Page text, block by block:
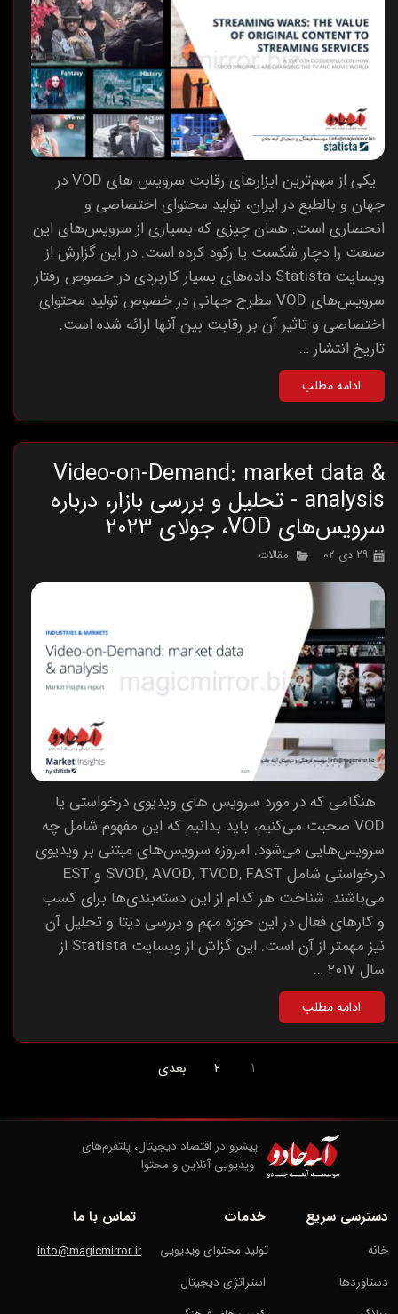
یکی از مهم‌ترین ابزارهای رقابت سرویس های VOD در
جهان و بالطبع در ایران، تولید محتوای اختصاصی و
انحصاری است. همان چیزی که بسیاری از سرویس‌های این
صنعت را دچار شکست یا رکود کرده است. در این گزارش از
وبسایت Statista داده‌های بسیار کاربردی در خصوص رفتار
سرویس‌های VOD مطرح جهانی در خصوص تولید محتوای
اختصاصی و تاثیر آن بر رقابت بین آنها ارائه شده است.
تاریخ انتشار …
ادامه مطلب
Video-on-Demand: market data &
analysis - تحلیل و بررسی بازار، درباره
سرویس‌های VOD، جولای ۲۰۲۳
۲۹ دی ۰۲ مقالات
هنگامی که در مورد سرویس های ویدیوی درخواستی یا
VOD صحبت می‌کنیم، باید بدانیم که این مفهوم شامل چه
سرویس‌هایی می‌شود. امروزه سرویس‌های مبتنی بر ویدیوی
درخواستی شامل SVOD, AVOD, TVOD, FAST و EST
می‌باشند. شناخت هر کدام از این دسته‌بندی‌ها برای کسب
و کارهای فعال در این حوزه مهم و بررسی دیتا و تحلیل آن
نیز مهمتر از آن است. این گزاش از وبسایت Statista از
سال ۲۰۱۷ …
ادامه مطلب
۱ ۲ بعدی
دسترسی سریع
خانه
دستاوردها
خدمات
تولید محتوای ویدیویی
استراتژی دیجیتال
info@magicmirror.ir
تماس با ما
پیشرو در اقتصاد دیجیتال، پلتفرم‌های
​​​​​​​ ویدیویی آنلاین و محتوا